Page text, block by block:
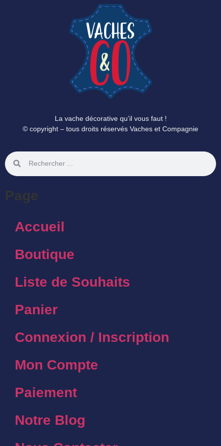
La vache décorative qu’il vous faut !
© copyright – tous droits réservés Vaches et Compagnie
Page
Accueil
Boutique
Liste de Souhaits
Panier
Connexion / Inscription
Mon Compte
Paiement
Notre Blog